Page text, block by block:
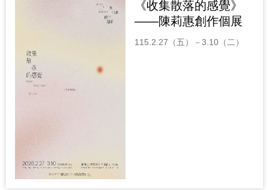
《收集散落的感覺》
——陳莉惠創作個展
115.2.27（五）－3.10（二）